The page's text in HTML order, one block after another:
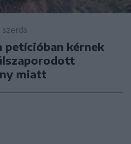
szerda
petícióban kérnek
miatt